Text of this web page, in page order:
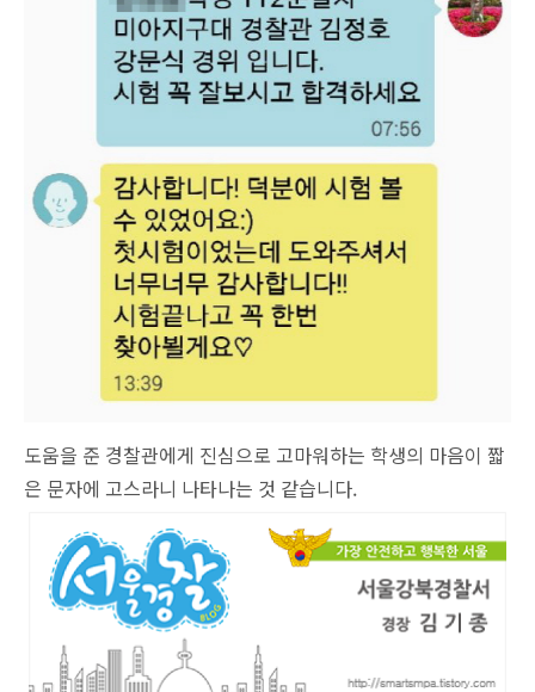
도움을 준 경찰관에게 진심으로 고마워하는 학생의 마음이 짧
은 문자에 고스라니 나타나는 것 같습니다.